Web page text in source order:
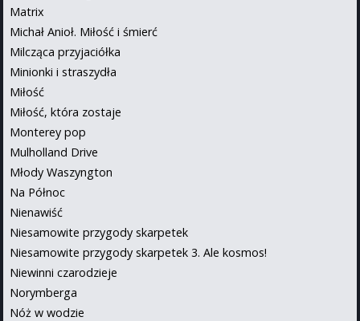
Matrix
Michał Anioł. Miłość i śmierć
Milcząca przyjaciółka
Minionki i straszydła
Miłość
Miłość, która zostaje
Monterey pop
Mulholland Drive
Młody Waszyngton
Na Północ
Nienawiść
Niesamowite przygody skarpetek
Niesamowite przygody skarpetek 3. Ale kosmos!
Niewinni czarodzieje
Norymberga
Nóż w wodzie